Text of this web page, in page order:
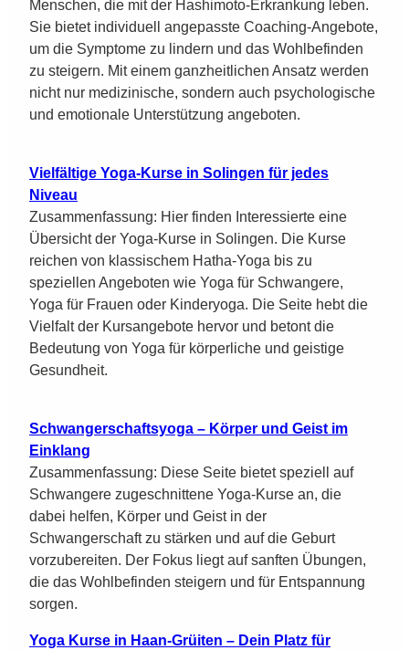
Menschen, die mit der Hashimoto-Erkrankung leben.
Sie bietet individuell angepasste Coaching-Angebote,
um die Symptome zu lindern und das Wohlbefinden
zu steigern. Mit einem ganzheitlichen Ansatz werden
nicht nur medizinische, sondern auch psychologische
und emotionale Unterstützung angeboten.
Vielfältige Yoga-Kurse in Solingen für jedes
Niveau
Zusammenfassung: Hier finden Interessierte eine
Übersicht der Yoga-Kurse in Solingen. Die Kurse
reichen von klassischem Hatha-Yoga bis zu
speziellen Angeboten wie Yoga für Schwangere,
Yoga für Frauen oder Kinderyoga. Die Seite hebt die
Vielfalt der Kursangebote hervor und betont die
Bedeutung von Yoga für körperliche und geistige
Gesundheit.
Schwangerschaftsyoga – Körper und Geist im
Einklang
Zusammenfassung: Diese Seite bietet speziell auf
Schwangere zugeschnittene Yoga-Kurse an, die
dabei helfen, Körper und Geist in der
Schwangerschaft zu stärken und auf die Geburt
vorzubereiten. Der Fokus liegt auf sanften Übungen,
die das Wohlbefinden steigern und für Entspannung
sorgen.
Yoga Kurse in Haan-Grüiten – Dein Platz für